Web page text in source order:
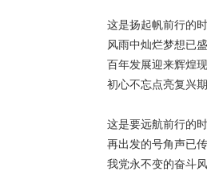
这是扬起帆前行的
风雨中灿烂梦想已
百年发展迎来辉煌
初心不忘点亮复兴
这是要远航前行的
再出发的号角声已
我党永不变的奋斗